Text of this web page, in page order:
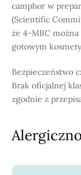
camphor w
(Scientific
że 4-MBC można
gotowym
Bezpieczeństwo
Brak oficjalnej
zgodnie z